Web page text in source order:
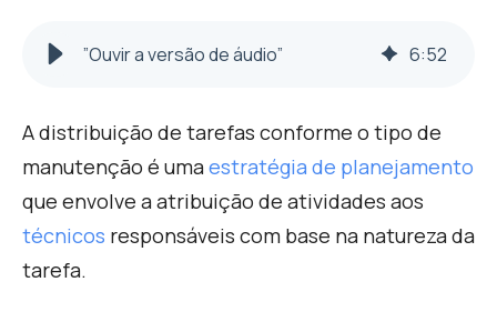
”Ouvir a versão de áudio” 6:52
A distribuição de tarefas conforme o tipo de
manutenção é umaestratégia de planejamento
que envolve a atribuição de atividades aos
técnicos responsáveis com base na natureza da
tarefa.